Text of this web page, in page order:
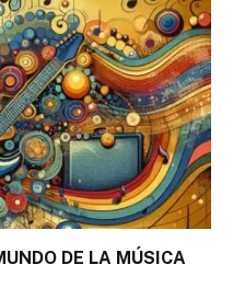
DE LA MÚSICA